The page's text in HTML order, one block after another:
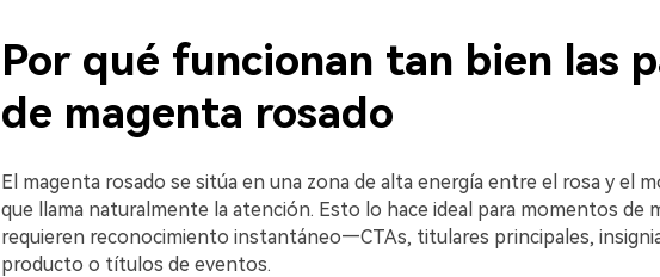
Por qué funcionan tan bien las
de magenta rosado
El magenta rosado se sitúa en una zona de alta energía entre el rosa y el
que llama naturalmente la atención. Esto lo hace ideal para momentos de
requieren reconocimiento instantáneo—CTAs, titulares principales,
producto o títulos de eventos.